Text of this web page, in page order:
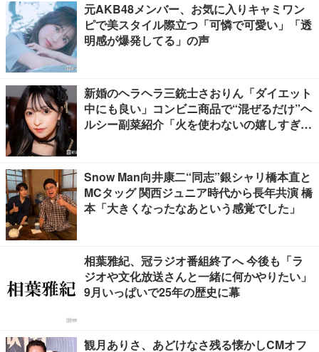
元AKB48メンバー、お気に入りキャミワン
ピで美スタイル際立つ「可憐で可愛い」「透
明感が爆発してる」の声
新婚のヘラヘラ三銃士さおりん「ダイエット
中にも良い」コンビニ商品で“混ぜるだけ”ヘ
ルシー副菜紹介「火を使わないの嬉しすぎ
Snow Man向井康二“同志”銀シャリ橋本直と
MCタッグ 関西ジュニア時代から長年共演 橋
本「大きくなったなあという感覚でした」
相葉雅紀、冠ラジオ番組終了へ 今後も「ラ
ジオや文化放送さんと一緒に何かやりたい」
9月いっぱいで25年の歴史に幕
観月ありさ、あどけなさ残る懐かしCMオフ